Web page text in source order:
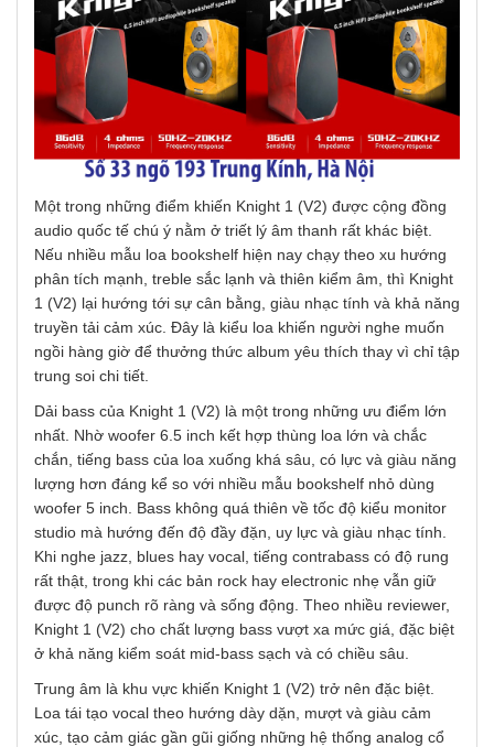
Một trong những điểm khiến Knight 1 (V2) được cộng đồng
audio quốc tế chú ý nằm ở triết lý âm thanh rất khác biệt.
Nếu nhiều mẫu loa bookshelf hiện nay chạy theo xu hướng
phân tích mạnh, treble sắc lạnh và thiên kiểm âm, thì Knight
1 (V2) lại hướng tới sự cân bằng, giàu nhạc tính và khả năng
truyền tải cảm xúc. Đây là kiểu loa khiến người nghe muốn
ngồi hàng giờ để thưởng thức album yêu thích thay vì chỉ tập
trung soi chi tiết.
Dải bass của Knight 1 (V2) là một trong những ưu điểm lớn
nhất. Nhờ woofer 6.5 inch kết hợp thùng loa lớn và chắc
chắn, tiếng bass của loa xuống khá sâu, có lực và giàu năng
lượng hơn đáng kể so với nhiều mẫu bookshelf nhỏ dùng
woofer 5 inch. Bass không quá thiên về tốc độ kiểu monitor
studio mà hướng đến độ đầy đặn, uy lực và giàu nhạc tính.
Khi nghe jazz, blues hay vocal, tiếng contrabass có độ rung
rất thật, trong khi các bản rock hay electronic nhẹ vẫn giữ
được độ punch rõ ràng và sống động. Theo nhiều reviewer,
Knight 1 (V2) cho chất lượng bass vượt xa mức giá, đặc biệt
ở khả năng kiểm soát mid-bass sạch và có chiều sâu.
Trung âm là khu vực khiến Knight 1 (V2) trở nên đặc biệt.
Loa tái tạo vocal theo hướng dày dặn, mượt và giàu cảm
xúc, tạo cảm giác gần gũi giống những hệ thống analog cổ